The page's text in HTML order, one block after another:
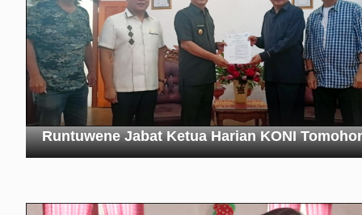
Runtuwene Jabat Ketua Harian KONI